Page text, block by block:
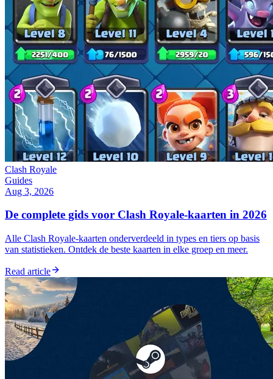
Clash Royale
Guides
Aug 3, 2026
De complete gids voor Clash Royale-kaarten in 2026
Alle Clash Royale-kaarten onderverdeeld in types en tiers op basis
van statistieken. Ontdek de beste kaarten in elke groep en meer.
Read article